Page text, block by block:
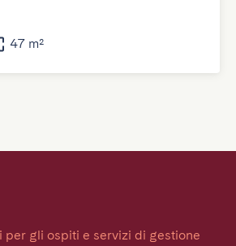
47 m²
per gli ospiti e servizi di gestione